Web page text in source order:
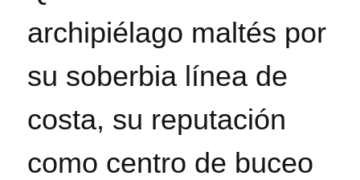
archipiélago maltés por
su soberbia línea de
costa, su reputación
como centro de buceo